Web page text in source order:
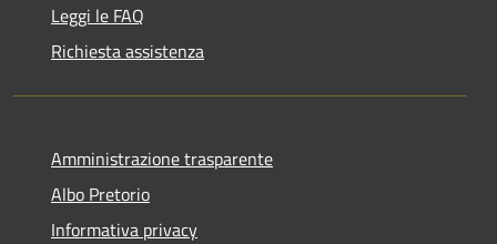
Leggi le FAQ
Richiesta assistenza
Amministrazione trasparente
Albo Pretorio
Informativa privacy